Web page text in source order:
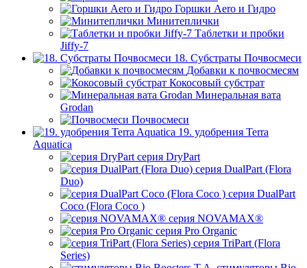
Горшки Aero и Гидро
Минитеплички
Таблетки и пробки
Jiffy-7
18. Субстраты Почвосмеси
Добавки к почвосмесям
Кокосовый субстрат
Минеральная вата
Grodan
Почвосмеси
19. удобрения Terra
Aquatica
серия DryPart
серия DualPart (Flora
Duo)
серия DualPart
Coco (Flora Coco )
серия NOVAMAX®
серия Pro Organic
серия TriPart (Flora
Series)